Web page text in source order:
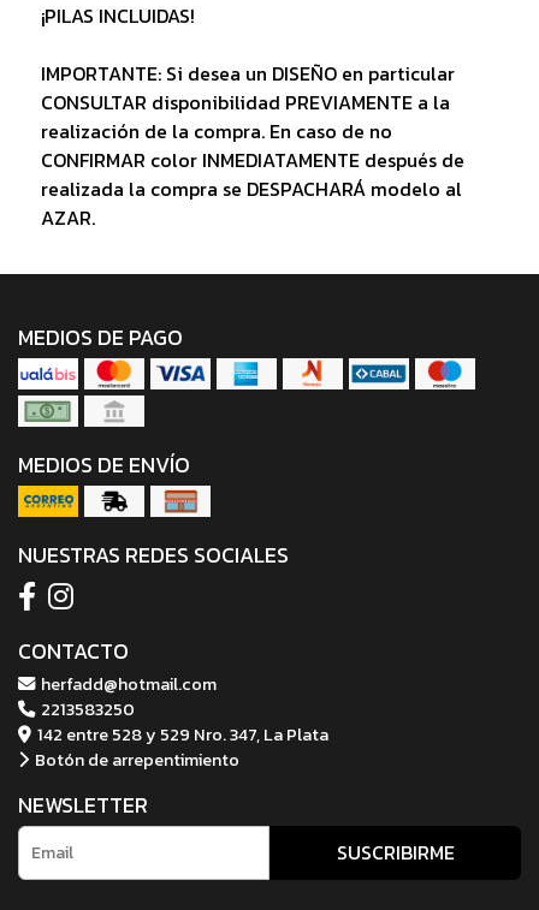
¡PILAS INCLUIDAS!
IMPORTANTE: Si desea un DISEÑO en particular
CONSULTAR disponibilidad PREVIAMENTE a la
realización de la compra. En caso de no
CONFIRMAR color INMEDIATAMENTE después de
realizada la compra se DESPACHARÁ modelo al
AZAR.
MEDIOS DE PAGO
MEDIOS DE ENVÍO
NUESTRAS REDES SOCIALES
CONTACTO
herfadd@hotmail.com
2213583250
142 entre 528 y 529 Nro. 347, La Plata
Botón de arrepentimiento
NEWSLETTER
SUSCRIBIRME